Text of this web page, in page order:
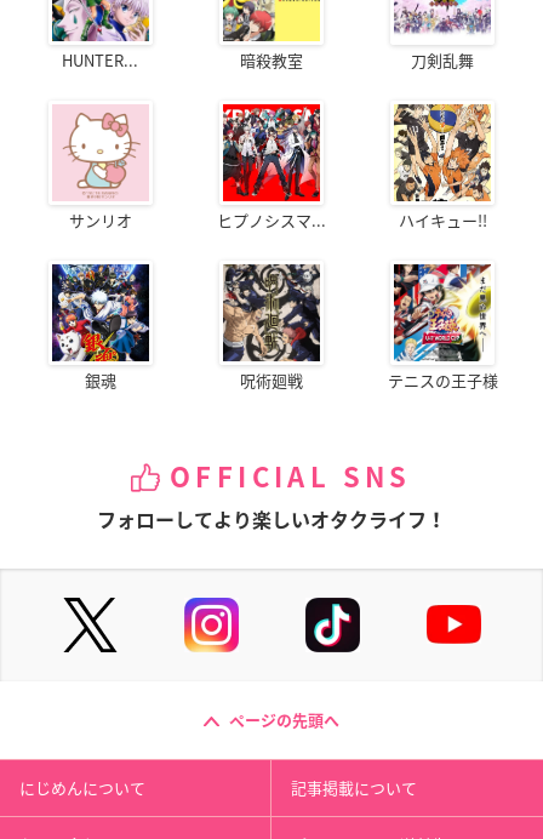
HUNTER... 暗殺教室 刀剣乱舞
サンリオ ヒプノシスマ... ハイキュー!!
銀魂 呪術廻戦 テニスの王子様
OFFICIAL SNS
フォローしてより楽しいオタクライフ！
ページの先頭へ
にじめんについて 記事掲載について